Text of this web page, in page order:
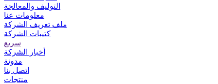
التوليف والمعالجة
معلومات عنا
ملف تعريف الشركة
كتيبات الشركة
سريع
أخبار الشركة
مدونة
اتصل بنا
منتجات